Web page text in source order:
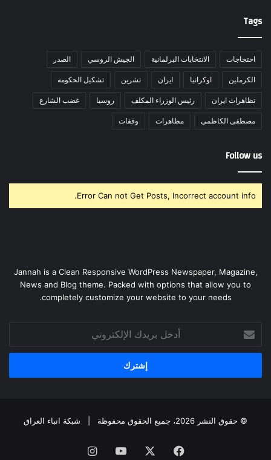
Tags
احتجاجات الانتخابات البرلمانية الجيش الروسي الصدر
الكرملين اوكرانيا ايران تشرين تشكيل الحكومة
تظاهرات ايران رئيس الوزراء المكلف روسيا غضب الشارع
مصطفى الكاظمي مظاهرات وقفات
Follow us
Error Can not Get Posts, Incorrect account info.
Jannah is a Clean Responsive WordPress Newspaper, Magazine,
News and Blog theme. Packed with options that allow you to
completely customize your website to your needs.
بريدك
الإلكتروني
© حقوق النشر 2026، جميع الحقوق محفوظة | شبكة انباء العراق
فيسبوك ‫YouTubeانستقرام